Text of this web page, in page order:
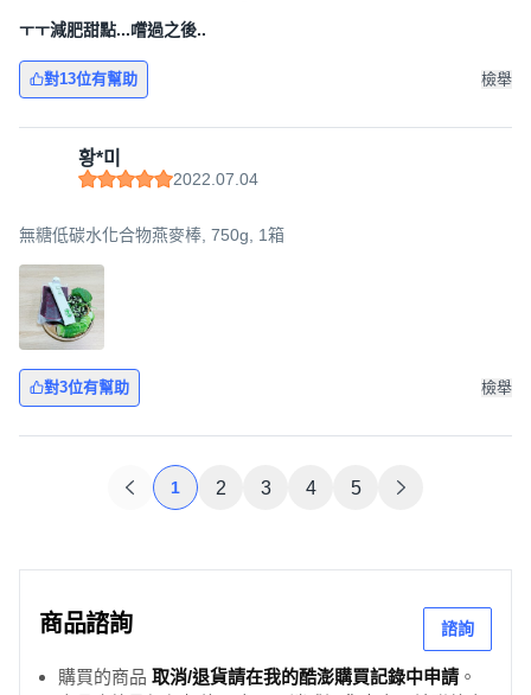
ㅜㅜ減肥甜點...嚐過之後..
對13位有幫助 檢舉
황*미
2022.07.04
無糖低碳水化合物燕麥棒, 750g, 1箱
對3位有幫助 檢舉
1 2 3 4 5
商品諮詢 諮詢
購買的商品 取消/退貨請在我的酷澎購買記錄中申請 。